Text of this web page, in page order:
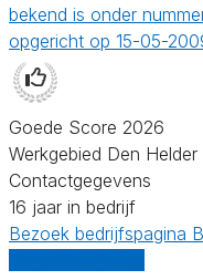
bekend is onder
opgericht op 15-05-
Goede Score 2026
Werkgebied Den Helder
Contactgegevens
16 jaar in bedrijf
Bezoek bedrijfspagina